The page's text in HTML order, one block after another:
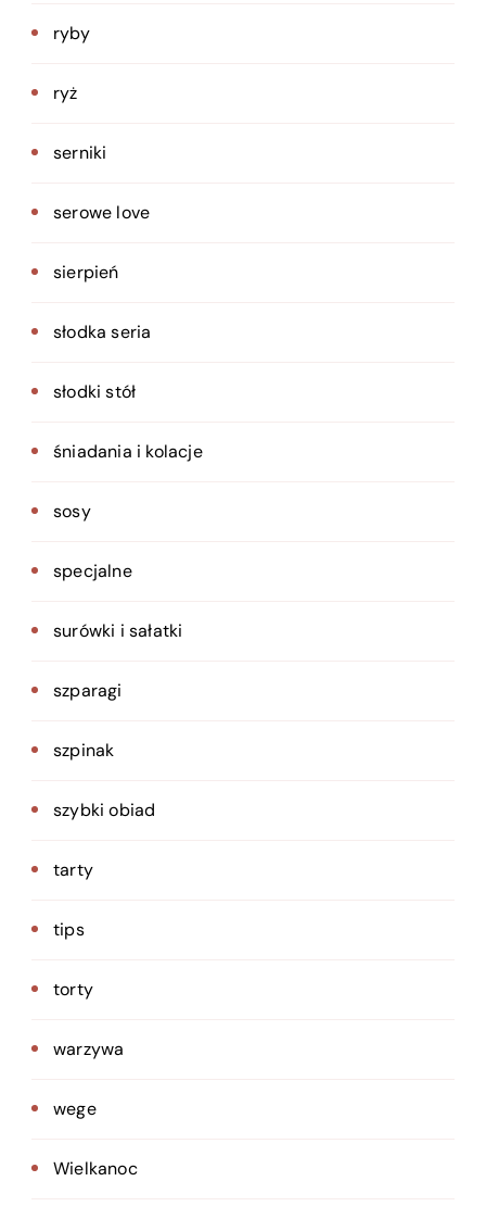
ryby
ryż
serniki
serowe love
sierpień
słodka seria
słodki stół
śniadania i kolacje
sosy
specjalne
surówki i sałatki
szparagi
szpinak
szybki obiad
tarty
tips
torty
warzywa
wege
Wielkanoc